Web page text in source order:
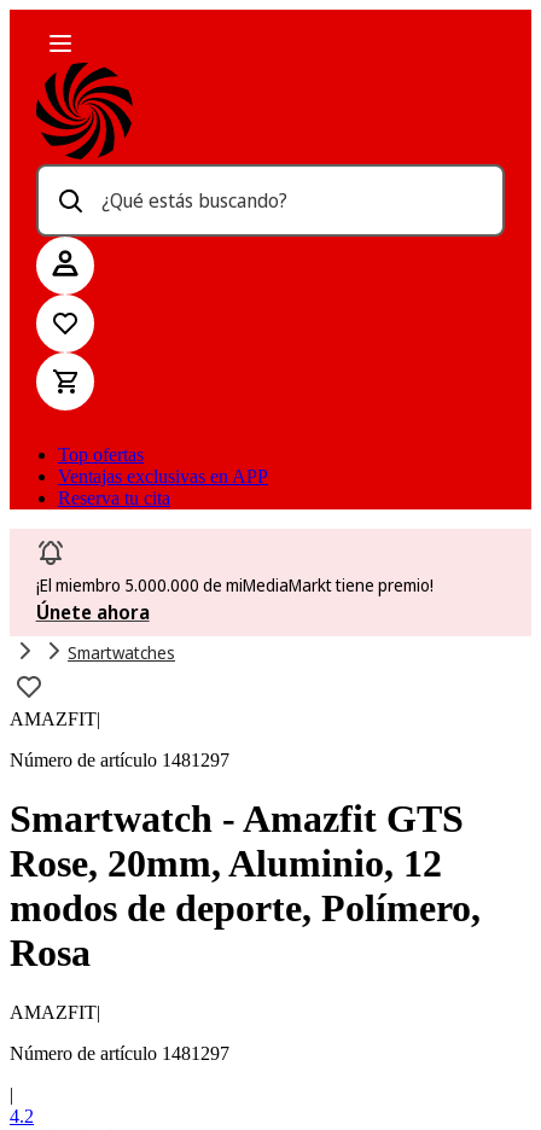
¿Qué estás buscando?
Top ofertas
Ventajas exclusivas en APP
Reserva tu cita
¡El miembro 5.000.000 de miMediaMarkt tiene premio!
Únete ahora
Smartwatches
AMAZFIT|
Número de artículo 1481297
Smartwatch - Amazfit GTS
Rose, 20mm, Aluminio, 12
modos de deporte, Polímero,
Rosa
AMAZFIT|
Número de artículo 1481297
|
4.2